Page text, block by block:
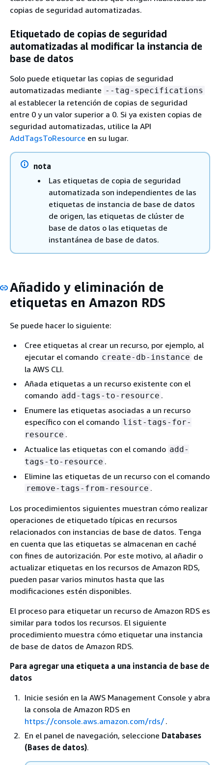
copias de seguridad automatizadas.
Etiquetado de copias de seguridad
automatizadas al modificar la instancia de
base de datos
Solo puede etiquetar las copias de seguridad
automatizadas mediante --tag-specifications
al establecer la retención de copias de seguridad
entre 0 y un valor superior a 0. Si ya existen copias de
seguridad automatizadas, utilice la API
AddTagsToResource en su lugar.
nota
Las etiquetas de copia de seguridad
automatizada son independientes de las
etiquetas de instancia de base de datos
de origen, las etiquetas de clúster de
base de datos o las etiquetas de
instantánea de base de datos.
Añadido y eliminación de
etiquetas en Amazon RDS
Se puede hacer lo siguiente:
Cree etiquetas al crear un recurso, por ejemplo, al
ejecutar el comando create-db-instance de
la AWS CLI.
Añada etiquetas a un recurso existente con el
comando add-tags-to-resource .
Enumere las etiquetas asociadas a un recurso
específico con el comando list-tags-for-
resource .
Actualice las etiquetas con el comando add-
tags-to-resource .
Elimine las etiquetas de un recurso con el comando
remove-tags-from-resource .
Los procedimientos siguientes muestran cómo realizar
operaciones de etiquetado típicas en recursos
relacionados con instancias de base de datos. Tenga
en cuenta que las etiquetas se almacenan en caché
con fines de autorización. Por este motivo, al añadir o
actualizar etiquetas en los recursos de Amazon RDS,
pueden pasar varios minutos hasta que las
modificaciones estén disponibles.
El proceso para etiquetar un recurso de Amazon RDS es
similar para todos los recursos. El siguiente
procedimiento muestra cómo etiquetar una instancia
de base de datos de Amazon RDS.
Para agregar una etiqueta a una instancia de base de
datos
Inicie sesión en la AWS Management Console y abra
la consola de Amazon RDS en
https://console.aws.amazon.com/rds/.
En el panel de navegación, seleccione Databases
(Bases de datos).